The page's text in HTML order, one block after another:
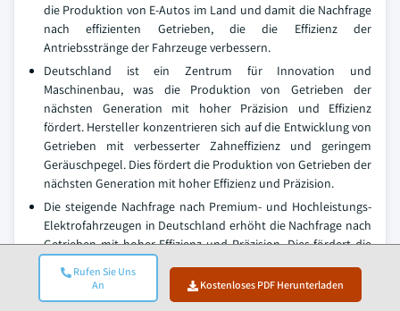
Rufen Sie Uns
An
Kostenloses PDF Herunterladen
die Produktion von E-Autos im Land und damit die Nachfrage
nach effizienten Getrieben, die die Effizienz der
Antriebsstränge der Fahrzeuge verbessern.
Deutschland ist ein Zentrum für Innovation und
Maschinenbau, was die Produktion von Getrieben der
nächsten Generation mit hoher Präzision und Effizienz
fördert. Hersteller konzentrieren sich auf die Entwicklung von
Getrieben mit verbesserter Zahneffizienz und geringem
Geräuschpegel. Dies fördert die Produktion von Getrieben der
nächsten Generation mit hoher Effizienz und Präzision.
Die steigende Nachfrage nach Premium- und Hochleistungs-
Elektrofahrzeugen in Deutschland erhöht die Nachfrage nach
Getrieben mit hoher Effizienz und Präzision. Dies fördert die
Produktion von Getrieben mit hoher Effizienz und Präzision,
um die Effizienz der Antriebsstränge der Luxus-
Elektrofahrzeuge im Land zu verbessern.